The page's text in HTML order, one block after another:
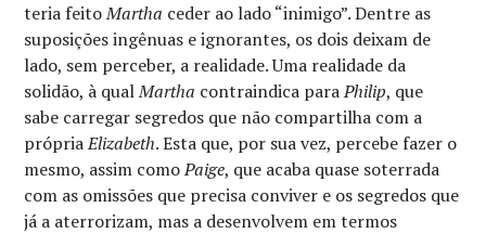
teria feitoMartha ceder ao lado “inimigo”. Dentre as
suposições ingênuas e ignorantes, os dois deixam de
lado, sem perceber, a realidade. Uma realidade da
solidão, à qualMartha contraindica paraPhilip, que
sabe carregar segredos que não compartilha com a
própriaElizabeth. Esta que, por sua vez, percebe fazer o
mesmo, assim comoPaige, que acaba quase soterrada
com as omissões que precisa conviver e os segredos que
já a aterrorizam, mas a desenvolvem em termos